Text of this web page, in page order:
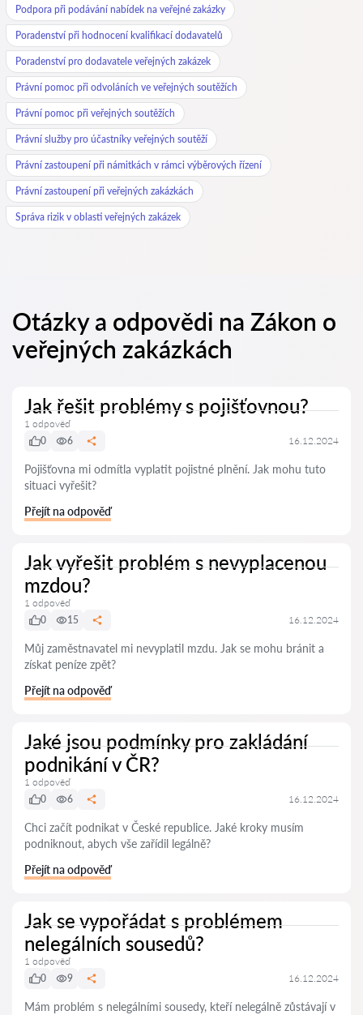
Podpora při podávání nabídek na veřejné zakázky
Poradenství při hodnocení kvalifikací dodavatelů
Poradenství pro dodavatele veřejných zakázek
Právní pomoc při odvoláních ve veřejných soutěžích
Právní pomoc při veřejných soutěžích
Právní služby pro účastníky veřejných soutěží
Právní zastoupení při námitkách v rámci výběrových řízení
Právní zastoupení při veřejných zakázkách
Správa rizik v oblasti veřejných zakázek
Otázky a odpovědi na Zákon o
veřejných zakázkách
Jak řešit problémy s pojišťovnou?
1 odpověď
0
6 16.12.2024
Pojišťovna mi odmítla vyplatit pojistné plnění. Jak mohu tuto
situaci vyřešit?
Přejít na odpověď
Jak vyřešit problém s nevyplacenou
mzdou?
1 odpověď
0
15 16.12.2024
Můj zaměstnavatel mi nevyplatil mzdu. Jak se mohu bránit a
získat peníze zpět?
Přejít na odpověď
Jaké jsou podmínky pro zakládání
podnikání v ČR?
1 odpověď
0
6 16.12.2024
Chci začít podnikat v České republice. Jaké kroky musím
podniknout, abych vše zařídil legálně?
Přejít na odpověď
Jak se vypořádat s problémem
nelegálních sousedů?
1 odpověď
0
9 16.12.2024
Mám problém s nelegálními sousedy, kteří nelegálně zůstávají v